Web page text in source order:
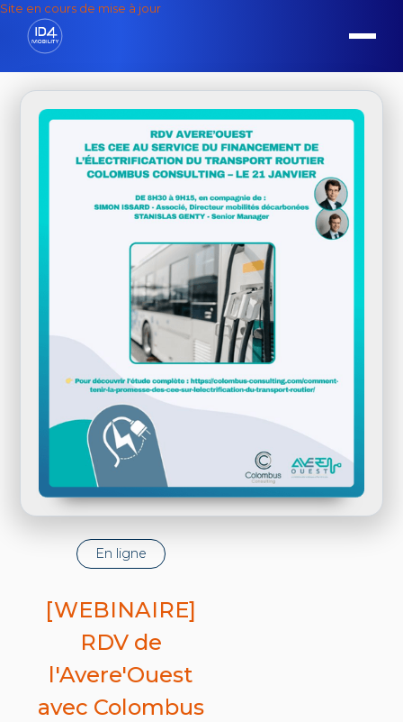
Site en cours de mise à jour
En ligne
[WEBINAIRE]
RDV de
l'Avere'Ouest
avec Colombus